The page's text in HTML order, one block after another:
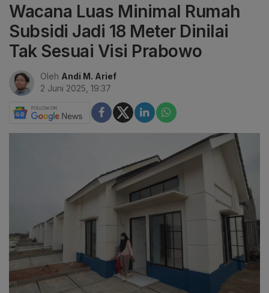
Wacana Luas Minimal Rumah
Subsidi Jadi 18 Meter Dinilai
Tak Sesuai Visi Prabowo
Oleh Andi M. Arief
2 Juni 2025, 19:37